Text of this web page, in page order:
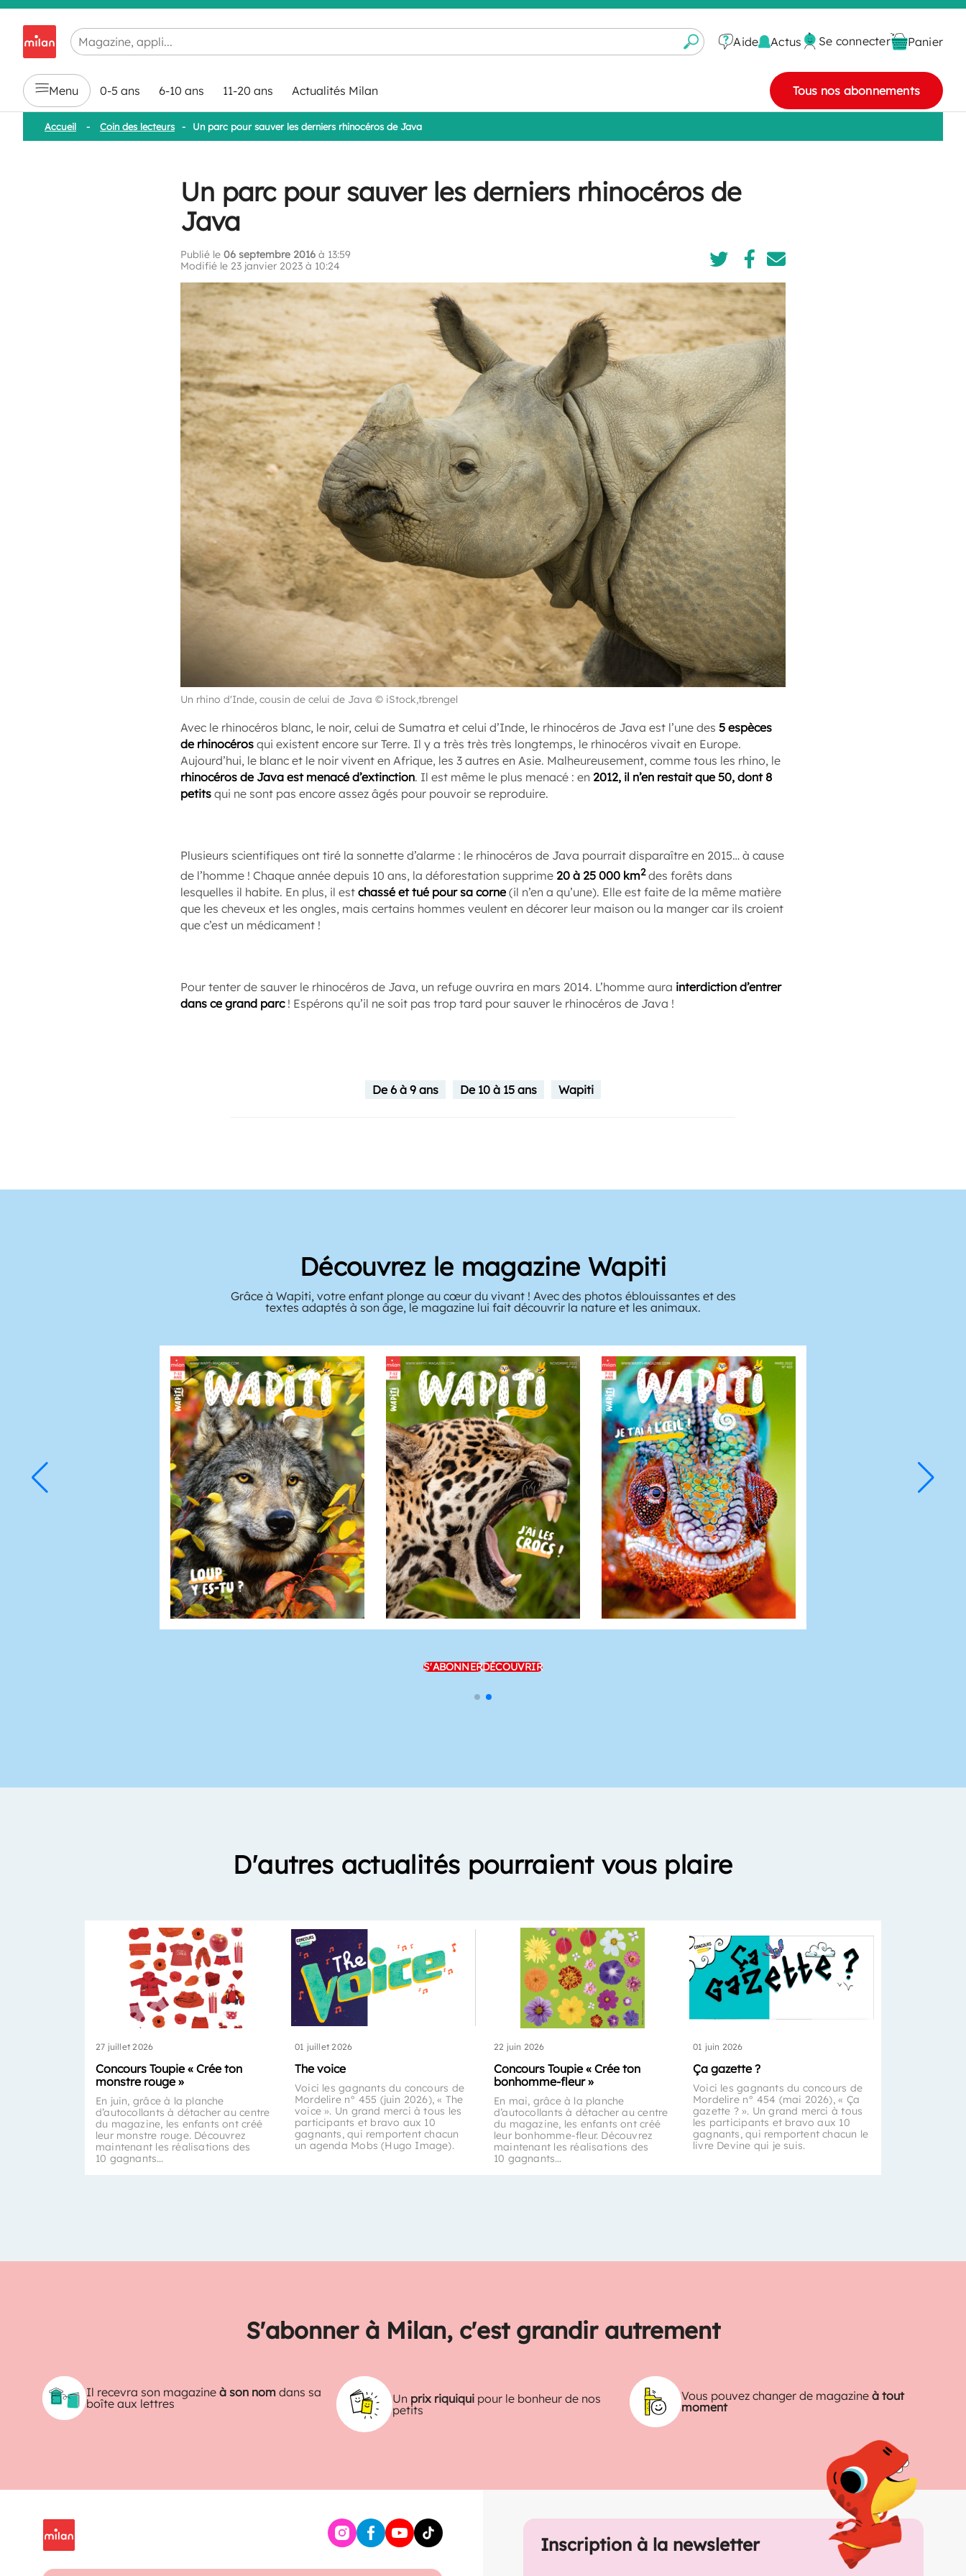
Chargement en cours...
Aide Actus Se connecter Panier
Menu 0-5 ans 6-10 ans 11-20 ans Actualités Milan Tous nos abonnements
Accueil - Coin des lecteurs - Un parc pour sauver les derniers rhinocéros de Java
Un parc pour sauver les derniers rhinocéros de
Java
Publié le 06 septembre 2016 à 13:59
Modifié le 23 janvier 2023 à 10:24
Un rhino d'Inde, cousin de celui de Java © iStock,tbrengel
Avec le rhinocéros blanc, le noir, celui de Sumatra et celui d’Inde, le rhinocéros de Java est l’une des 5 espèces
de rhinocéros qui existent encore sur Terre. Il y a très très très longtemps, le rhinocéros vivait en Europe.
Aujourd’hui, le blanc et le noir vivent en Afrique, les 3 autres en Asie. Malheureusement, comme tous les rhino, le
rhinocéros de Java est menacé d’extinction. Il est même le plus menacé : en 2012, il n’en restait que 50, dont 8
petits qui ne sont pas encore assez âgés pour pouvoir se reproduire.
Plusieurs scientifiques ont tiré la sonnette d’alarme : le rhinocéros de Java pourrait disparaître en 2015… à cause
de l’homme ! Chaque année depuis 10 ans, la déforestation supprime 20 à 25 000 km2 des forêts dans
lesquelles il habite. En plus, il est chassé et tué pour sa corne(il n’en a qu’une). Elle est faite de la même matière
que les cheveux et les ongles, mais certains hommes veulent en décorer leur maison ou la manger car ils croient
que c’est un médicament !
Pour tenter de sauver le rhinocéros de Java, un refuge ouvrira en mars 2014. L’homme aura interdiction d’entrer
dans ce grand parc! Espérons qu’il ne soit pas trop tard pour sauver le rhinocéros de Java !
De 6 à 9 ans De 10 à 15 ans Wapiti
Découvrez le magazine Wapiti
Grâce à Wapiti, votre enfant plonge au cœur du vivant ! Avec des photos éblouissantes et des
textes adaptés à son âge, le magazine lui fait découvrir la nature et les animaux.
S'ABONNERDÉCOUVRIR
D'autres actualités pourraient vous plaire
27 juillet 2026
Concours Toupie « Crée ton
monstre rouge »
En juin, grâce à la planche
d’autocollants à détacher au centre
du magazine, les enfants ont créé
leur monstre rouge. Découvrez
maintenant les réalisations des
10 gagnants…
01 juillet 2026
The voice
Voici les gagnants du concours de
Mordelire n° 455 (juin 2026), « The
voice ». Un grand merci à tous les
participants et bravo aux 10
gagnants, qui remportent chacun
un agenda Mobs (Hugo Image).
22 juin 2026
Concours Toupie « Crée ton
bonhomme-fleur »
En mai, grâce à la planche
d’autocollants à détacher au centre
du magazine, les enfants ont créé
leur bonhomme-fleur. Découvrez
maintenant les réalisations des
10 gagnants…
01 juin 2026
Ça gazette ?
Voici les gagnants du concours de
Mordelire n° 454 (mai 2026), « Ça
gazette ? ». Un grand merci à tous
les participants et bravo aux 10
gagnants, qui remportent chacun le
livre Devine qui je suis.
S'abonner à Milan, c'est grandir autrement
Il recevra son magazineà son nom dans sa
boîte aux lettres
Un prix riquiqui pour le bonheur de nos
petits
Vous pouvez changer de magazine à tout
moment
Inscription à la newsletter